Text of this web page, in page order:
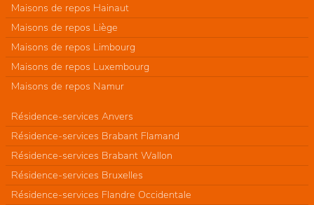
Maisons de repos Hainaut
Maisons de repos Liège
Maisons de repos Limbourg
Maisons de repos Luxembourg
Maisons de repos Namur
Résidence-services Anvers
Résidence-services Brabant Flamand
Résidence-services Brabant Wallon
Résidence-services Bruxelles
Résidence-services Flandre Occidentale